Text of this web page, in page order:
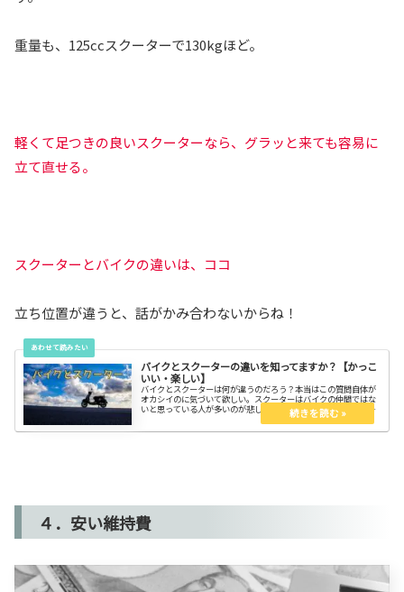
重量も、125ccスクーターで130kgほど。
軽くて足つきの良いスクーターなら、グラッと来ても容易に
立て直せる。
スクーターとバイクの違いは、ココ
立ち位置が違うと、話がかみ合わないからね！
バイクとスクーターの違いを知ってますか？【かっこ
いい・楽しい】
バイクとスクーターは何が違うのだろう？本当はこの質問自体が
オカシイのに気づいて欲しい。スクーターはバイクの仲間ではな
いと思っている人が多いのが悲しいですね。エヤーもしない。バ
イクとスクーターの違いを知ってスッキリしよう。スクーターも
侮れない！
４．安い維持費